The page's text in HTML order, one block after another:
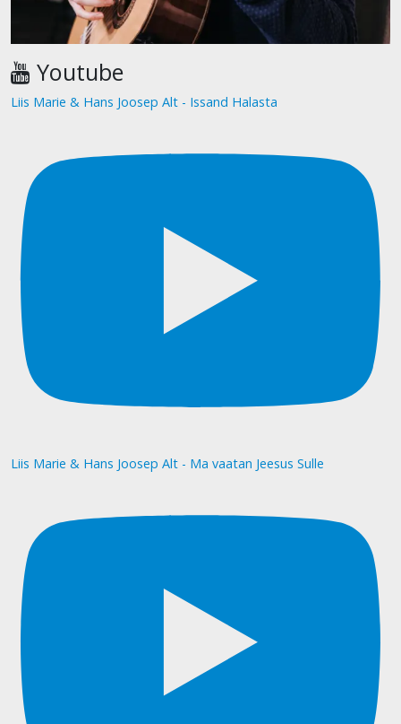
Youtube
Liis Marie & Hans Joosep Alt - Issand Halasta
Liis Marie & Hans Joosep Alt - Ma vaatan Jeesus Sulle